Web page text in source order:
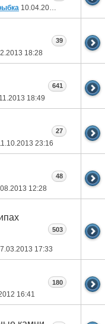
10.04.2014
18:28
39
18:49
641
23:16
27
12:28
48
17:33
503
16:41
180